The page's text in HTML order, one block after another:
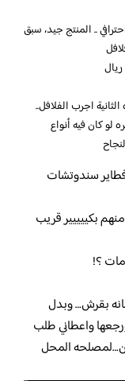
.. المنتج جيد، سبق
اجرب الفلافل..
لو كان فيه أنواع
سندوتشات
بكييييير قريب
بقرش… وبدل
واعطاني طلب
المحل